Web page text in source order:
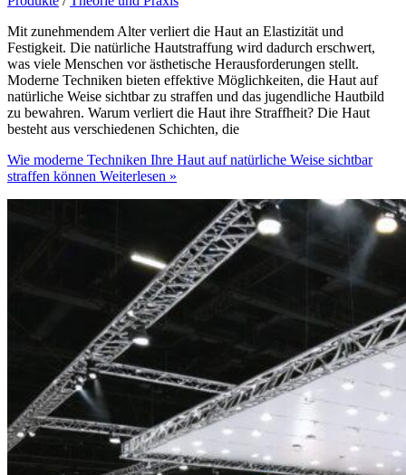
Mit zunehmendem Alter verliert die Haut an Elastizität und
Festigkeit. Die natürliche Hautstraffung wird dadurch erschwert,
was viele Menschen vor ästhetische Herausforderungen stellt.
Moderne Techniken bieten effektive Möglichkeiten, die Haut auf
natürliche Weise sichtbar zu straffen und das jugendliche Hautbild
zu bewahren. Warum verliert die Haut ihre Straffheit? Die Haut
besteht aus verschiedenen Schichten, die
Wie moderne Techniken Ihre Haut auf natürliche Weise sichtbar
straffen können Weiterlesen »